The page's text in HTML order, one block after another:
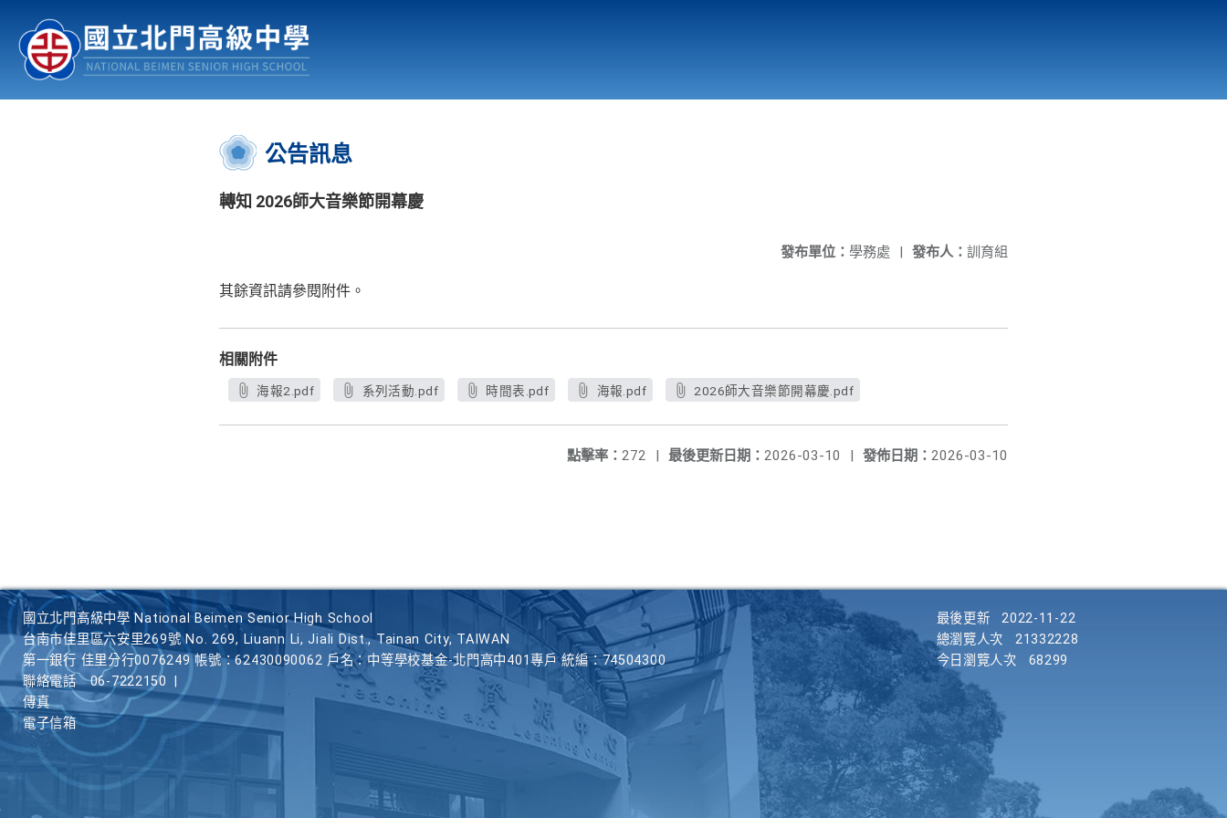
認識北中 行事曆
:::
公告訊息
轉知 2026師大音樂節開幕慶
發布人： 訓育組
發布單位： 學務處 |
其餘資訊請參閱附件。
相關附件
海報2.pdf 系列活動.pdf 時間表.pdf 海報.pdf 2026師大音樂節開幕慶.pdf
發佈日期： 2026-03-10
最後更新日期： 2026-03-10 |
點擊率： 272 |
國立北門高級中學 National Beimen Senior High School
台南市佳里區六安里269號 No. 269, Liuann Li, Jiali Dist., Tainan City, TAIWAN
第一銀行 佳里分行0076249 帳號：62430090062 戶名：中等學校基金-北門高中401專戶 統編：74504300
聯絡電話
06-7222150
傳真
電子信箱
最後更新
2022-11-22
總瀏覽人次
21332228
今日瀏覽人次
68299